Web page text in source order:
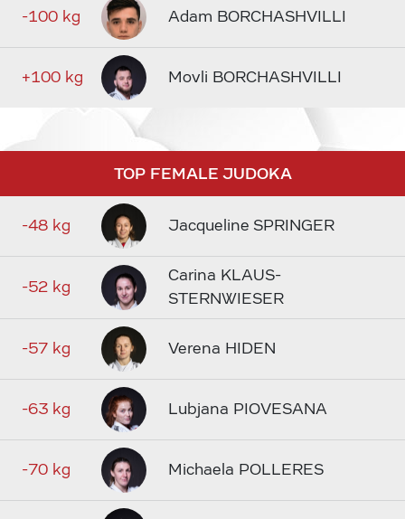
-100 kg Adam BORCHASHVILLI
+100 kg Movli BORCHASHVILLI
TOP FEMALE JUDOKA
-48 kg Jacqueline SPRINGER
-52 kg
Carina KLAUS-
STERNWIESER
-57 kg Verena HIDEN
-63 kg Lubjana PIOVESANA
-70 kg Michaela POLLERES